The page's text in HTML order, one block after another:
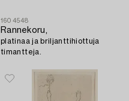
1604548
Rannekoru,
platinaa ja briljanttihiottuja
timantteja.